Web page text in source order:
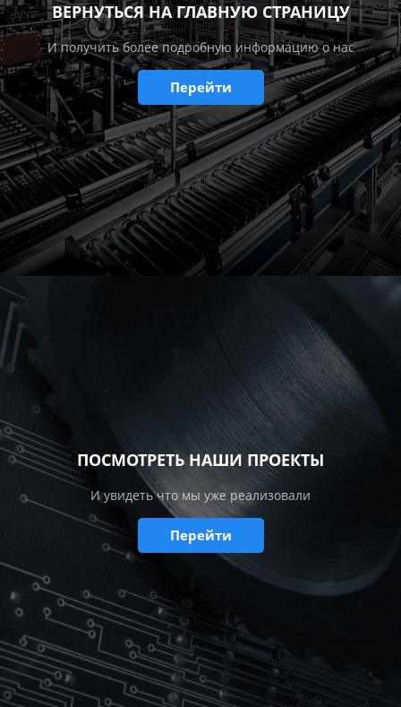
ВЕРНУТЬСЯ НА ГЛАВНУЮ СТРАНИЦУ
И получить более подробную информацию о нас
Перейти
ПОСМОТРЕТЬ НАШИ ПРОЕКТЫ
И увидеть что мы уже реализовали
Перейти